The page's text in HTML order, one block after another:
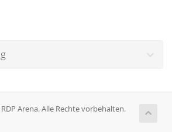
Arena. Alle Rechte vorbehalten.